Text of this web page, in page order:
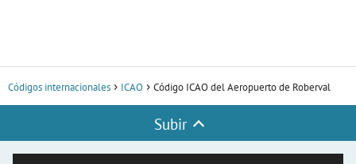
Códigos internacionales ICAO Código ICAO del Aeropuerto de Roberval
Subir